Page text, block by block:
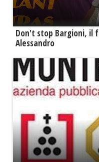
Don't stop Bargioni, il
Alessandro